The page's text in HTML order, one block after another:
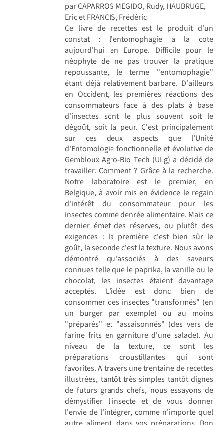
par CAPARROS MEGIDO, Rudy, HAUBRUGE,
Eric et FRANCIS, Frédéric
Ce livre de recettes est le produit d'un
constat : l'entomophagie a la cote
aujourd'hui en Europe. Difficile pour le
néophyte de ne pas trouver la pratique
repoussante, le terme "entomophagie"
étant déjà relativement barbare. D'ailleurs
en Occident, les premières réactions des
consommateurs face à des plats à base
d'insectes sont le plus souvent soit le
dégoût, soit la peur. C'est principalement
sur ces deux aspects que l'Unité
d'Entomologie fonctionnelle et évolutive de
Gembloux Agro-Bio Tech (ULg) a décidé de
travailler. Comment ? Grâce à la recherche.
Notre laboratoire est le premier, en
Belgique, à avoir mis en évidence le regain
d'intérêt du consommateur pour les
insectes comme denrée alimentaire. Mais ce
dernier émet des réserves, ou plutôt des
exigences : la première c'est bien sûr le
goût, la seconde c'est la texture. Nous avons
démontré qu'associés à des saveurs
connues telle que le paprika, la vanille ou le
chocolat, les insectes étaient davantage
acceptés. L'idée est donc bien de
consommer des insectes "transformés" (en
un burger par exemple) ou au moins
"préparés" et "assaisonnés" (des vers de
farine frits en garniture d'une salade). Au
niveau de la texture, ce sont les
préparations croustillantes qui sont
favorites. A travers une trentaine de recettes
illustrées, tantôt très simples tantôt dignes
de futurs grands chefs, nous essayons de
démystifier l'insecte et de vous donner
l'envie de l'intégrer, comme n'importe quel